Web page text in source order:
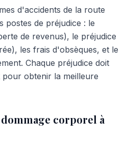
d'accidents de la route
postes de préjudice : le
de revenus), le préjudice
les frais d'obsèques, et le
Chaque préjudice doit
obtenir la meilleure
corporel à